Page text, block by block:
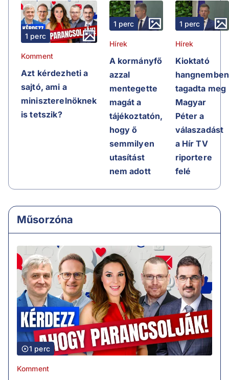
1 perc
Komment
Azt kérdezheti a
sajtó, ami a
miniszterelnöknek
is tetszik?
1 perc
Hírek
A kormányfő
azzal
mentegette
magát a
tájékoztatón,
hogy ő
semmilyen
utasítást
nem adott
1 perc
Hírek
Kioktató
hangnemben
tagadta meg
Magyar
Péter a
válaszadást
a Hír TV
riportere
felé
Műsorzóna
1 perc
Komment